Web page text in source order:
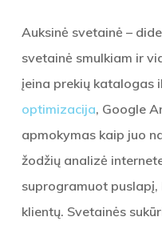
Auksinė svetainė –
svetainė smulkiam ir
įeina prekių katalogas
optimizacija, Google
apmokymas kaip juo
žodžių analizė
suprogramuot
klientų. Svetainės